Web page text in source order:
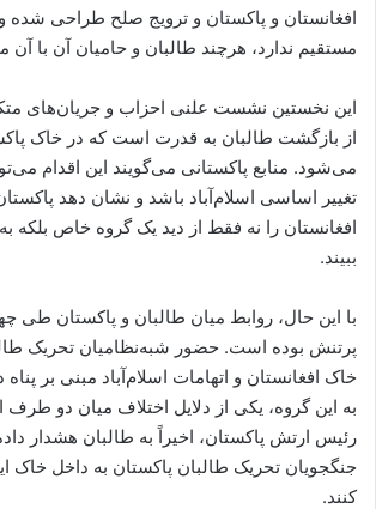
افغانستان و پاکستان و ترویج صلح طراحی
مستقیم ندارد، هرچند طالبان و حامیان آن با آن
این نخستین نشست علنی احزاب و جریان‌های
از بازگشت طالبان به قدرت است که در خاک
می‌شود. منابع پاکستانی می‌گویند این اقدام
تغییر اساسی اسلام‌آباد باشد و نشان دهد
افغانستان را نه فقط از دید یک گروه خاص بلکه
ببیند.
با این حال، روابط میان طالبان و پاکستان طی
پرتنش بوده است. حضور شبه‌نظامیان تحریک
خاک افغانستان و اتهامات اسلام‌آباد مبنی بر
به این گروه، یکی از دلایل اختلاف میان دو
رئیس ارتش پاکستان، اخیراً به طالبان هشدار
جنگجویان تحریک طالبان پاکستان به داخل خاک
کنند.